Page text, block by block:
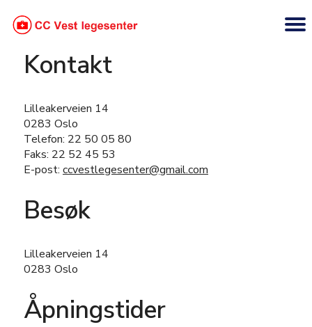
Kontakt
Lilleakerveien 14
0283 Oslo
Telefon: 22 50 05 80
Faks: 22 52 45 53
E-post: ccvestlegesenter@gmail.com
Besøk
Lilleakerveien 14
0283 Oslo
Åpningstider